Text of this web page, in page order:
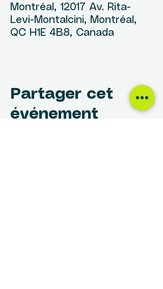
Montréal, 12017 Av. Rita-
Levi-Montalcini, Montréal,
QC H1E 4B8, Canada
Partager cet
événement